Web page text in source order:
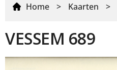
Home > Kaarten >
VESSEM 689